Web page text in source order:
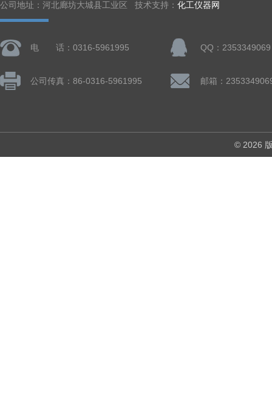
公司地址：河北廊坊大城县工业区 技术支持： 化工仪器网
电 话：0316-5961995 QQ：2353349069
公司传真：86-0316-5961995 邮箱：
© 2026